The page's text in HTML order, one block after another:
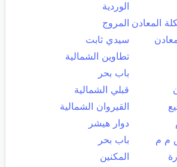
الوردية
المعادن المروج
سيدي ثابت
تطاوين الشمالية
باب بحر
قبلي الشمالية
القيروان الشمالية
دوار هيشر
م م
باب بحر
المكنين